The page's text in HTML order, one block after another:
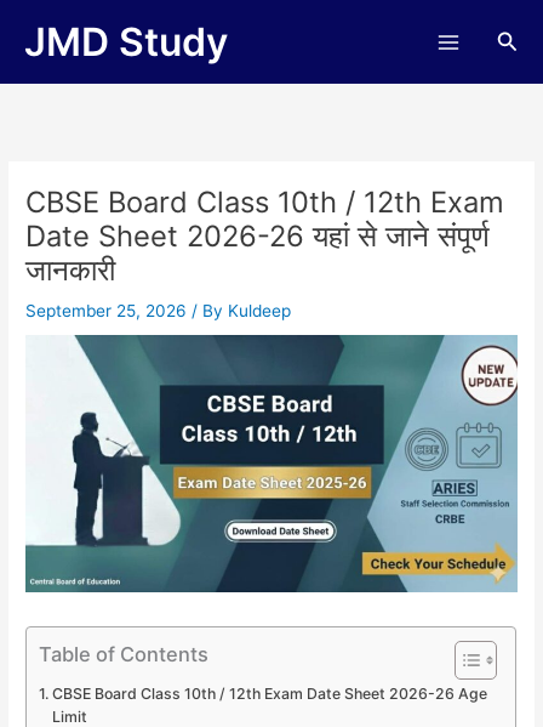
JMD Study
CBSE Board Class 10th / 12th Exam
Date Sheet 2026-26 यहां से जाने संपूर्ण
जानकारी
September 25, 2026/ By Kuldeep
Table of Contents
CBSE Board Class 10th / 12th Exam Date Sheet 2026-26 Age
Limit